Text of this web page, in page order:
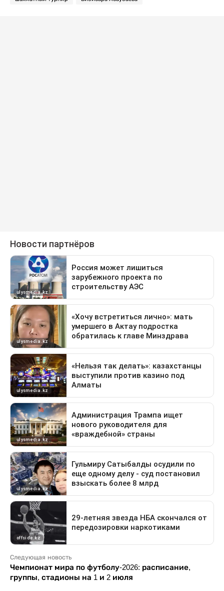
Следующая новость
Чемпионат мира по футболу-2026: расписание,
группы, стадионы на 1 и 2 июля